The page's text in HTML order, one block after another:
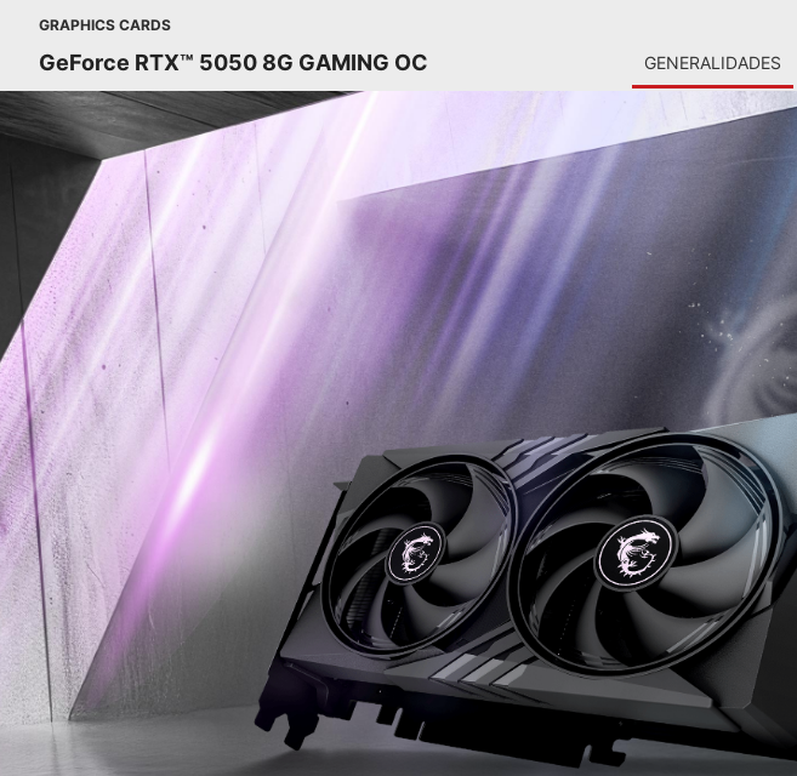
GRAPHICS CARDS
GeForce RTX™ 5050 8G GAMING OC GENERALIDADES